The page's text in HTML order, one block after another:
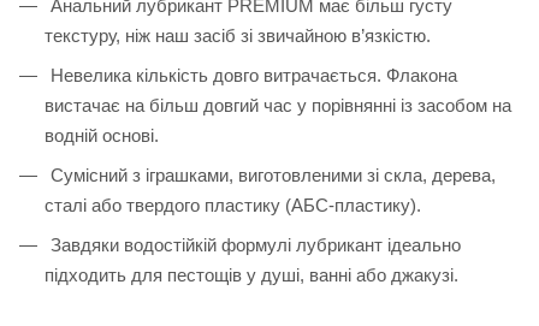
Анальний лубрикант PREMIUM має більш густу
текстуру, ніж наш засіб зі звичайною в’язкістю.
Невелика кількість довго витрачається. Флакона
вистачає на більш довгий час у порівнянні із засобом на
водній основі.
Сумісний з іграшками, виготовленими зі скла, дерева,
сталі або твердого пластику (АБС-пластику).
Завдяки водостійкій формулі лубрикант ідеально
підходить для пестощів у душі, ванні або джакузі.